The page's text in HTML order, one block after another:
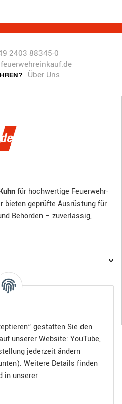
gestatten Sie den
unserer Website: YouTube,
jederzeit ändern
Weitere Details finden
in unserer
2403 88345-0
Über Uns
für hochwertige Feuerwehr-
bieten geprüfte Ausrüstung für
Behörden – zuverlässig,